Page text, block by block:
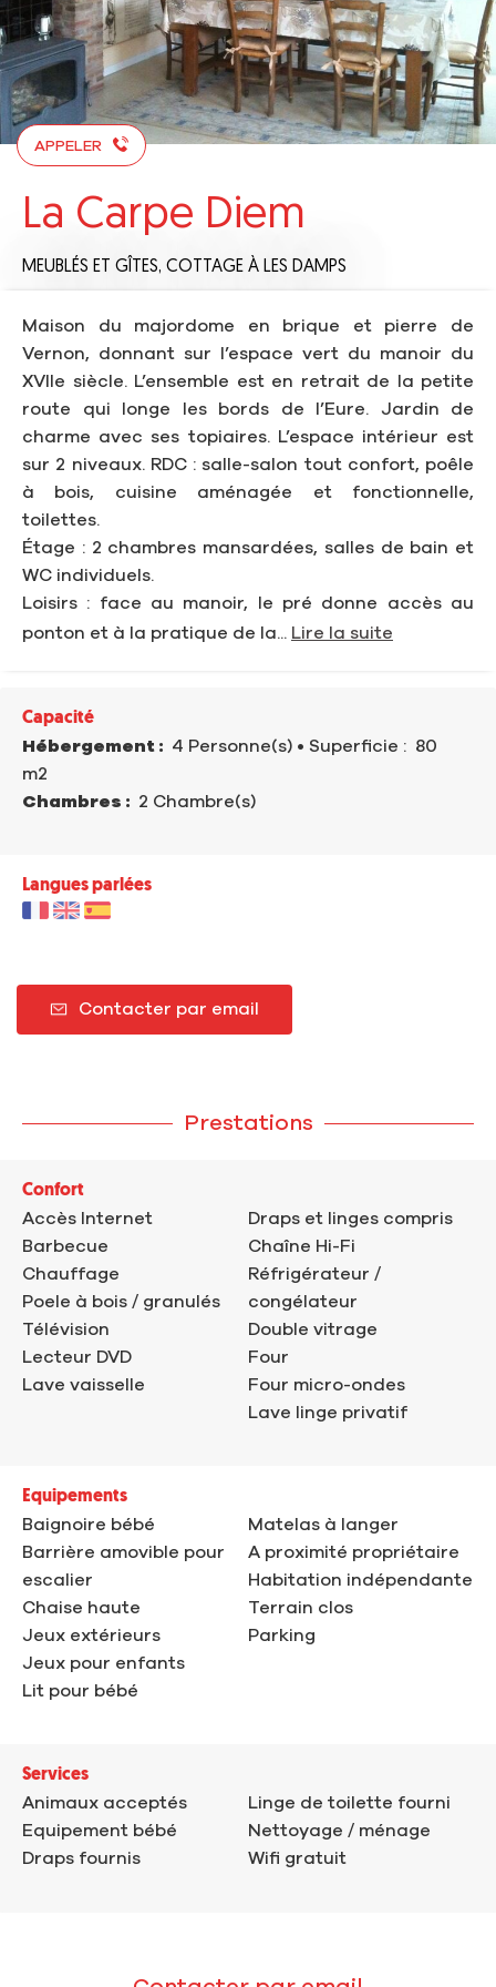
APPELER
La Carpe Diem
MEUBLÉS ET GÎTES, COTTAGE À LES DAMPS
Maison du majordome en brique et pierre de
Vernon, donnant sur l’espace vert du manoir du
XVIIe siècle. L’ensemble est en retrait de la petite
route qui longe les bords de l’Eure. Jardin de
charme avec ses topiaires. L’espace intérieur est
sur 2 niveaux. RDC : salle-salon tout confort, poêle
à bois, cuisine aménagée et fonctionnelle,
toilettes.
Étage : 2 chambres mansardées, salles de bain et
WC individuels.
Loisirs : face au manoir, le pré donne accès au
ponton et à la pratique de la... Lire la suite
Capacité
Hébergement : 4 Personne(s) • Superficie : 80
m2
Chambres : 2 Chambre(s)
Langues parlées
Contacter par email
Prestations
Confort
Accès Internet
Barbecue
Chauffage
Poele à bois / granulés
Télévision
Lecteur DVD
Lave vaisselle
Draps et linges compris
Chaîne Hi-Fi
Réfrigérateur /
congélateur
Double vitrage
Four
Four micro-ondes
Lave linge privatif
Equipements
Baignoire bébé
Barrière amovible pour
escalier
Chaise haute
Jeux extérieurs
Jeux pour enfants
Lit pour bébé
Matelas à langer
A proximité propriétaire
Habitation indépendante
Terrain clos
Parking
Services
Animaux acceptés
Equipement bébé
Draps fournis
Linge de toilette fourni
Nettoyage / ménage
Wifi gratuit